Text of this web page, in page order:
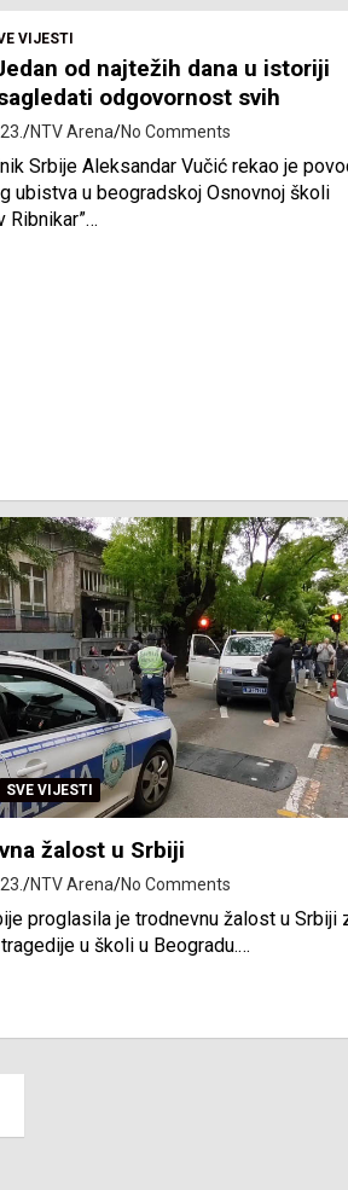
VIJESTI
od najtežih dana u istoriji
odgovornost svih
NTV Arena No Comments
Srbije Aleksandar Vučić rekao je
ubistva u beogradskoj Osnovnoj školi
Ribnikar”…
SVE VIJESTI
žalost u Srbiji
NTV Arena No Comments
proglasila je trodnevnu žalost u Srbiji
u školi u Beogradu.…